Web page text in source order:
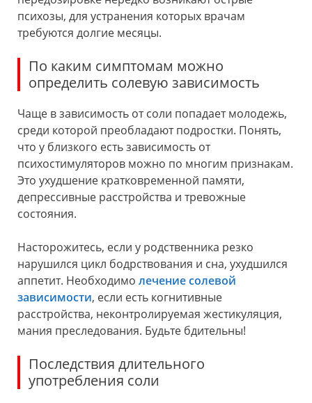
психозы, для устранения которых врачам
требуются долгие месяцы.
По каким симптомам можно
определить солевую зависимость
Чаще в зависимость от соли попадает молодежь,
среди которой преобладают подростки. Понять,
что у близкого есть зависимость от
психостимуляторов можно по многим признакам.
Это ухудшение кратковременной памяти,
депрессивные расстройства и тревожные
состояния.
Насторожитесь, если у родственника резко
нарушился цикл бодрствования и сна, ухудшился
аппетит. Необходимо лечение солевой
зависимости, если есть когнитивные
расстройства, неконтролируемая жестикуляция,
мания преследования. Будьте бдительны!
Последствия длительного
употребления соли